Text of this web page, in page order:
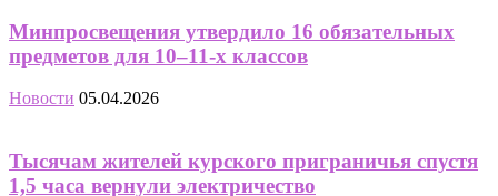
Минпросвещения утвердило 16 обязательных
предметов для 10–11-х классов
Новости 05.04.2026
Тысячам жителей курского приграничья спустя
1,5 часа вернули электричество